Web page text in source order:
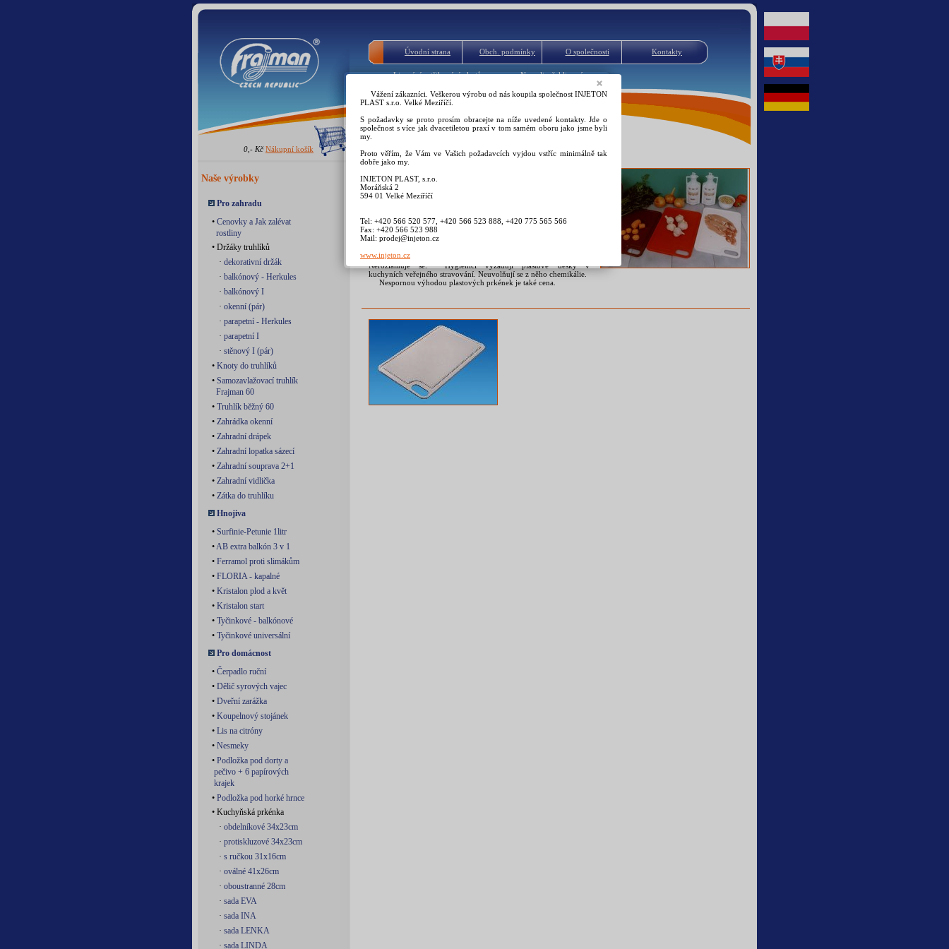
Úvodní strana Obch. podmínky O společnosti Kontakty
Lisování vstřikování plastů Napsali a řekli o nás
0,- Kč Nákupní košík
Naše výrobky
Pro zahradu
• Cenovky a Jak zalévat
rostliny
• Držáky truhlíků
· dekorativní držák
· balkónový - Herkules
· balkónový I
· okenní (pár)
· parapetní - Herkules
· parapetní I
· stěnový I (pár)
• Knoty do truhlíků
• Samozavlažovací truhlík
Frajman 60
• Truhlík běžný 60
• Zahrádka okenní
• Zahradní drápek
• Zahradní lopatka sázecí
• Zahradní souprava 2+1
• Zahradní vidlička
• Zátka do truhlíku
Hnojiva
• Surfinie-Petunie 1litr
•AB extra balkón 3 v 1
• Ferramol proti slimákům
• FLORIA - kapalné
• Kristalon plod a květ
• Kristalon start
• Tyčinkové - balkónové
• Tyčinkové universální
Pro domácnost
• Čerpadlo ruční
• Dělič syrových vajec
• Dveřní zarážka
• Koupelnový stojánek
• Lis na citróny
• Nesmeky
• Podložka pod dorty a
pečivo + 6 papírových
krajek
• Podložka pod horké hrnce
• Kuchyňská prkénka
· obdelníkové 34x23cm
· protiskluzové 34x23cm
· s ručkou 31x16cm
· oválné 41x26cm
· oboustranné 28cm
· sada EVA
· sada INA
· sada LENKA
· sada LINDA
Prkénko kuchyňské,krájecí 34 x 23cm
protiskluzové a může se namáčet na rozdíl od dřevěných. Tím
nepřenáší pachy ani chutě od jídla. Nemnoží se v něm toxické
bakterie. Rychle ho omyjete, usušíte, uklidíte.
dekontaminaci snadnější než dřevěné.Viz Studie- test v nabídce
zboží.
vysoce odolný proti mechanickému poškození a pádům.
Nerozlamuje se. Hygienici vyžadují plastové desky v
kuchyních veřejného stravování. Neuvolňují se z něho chemikálie.
Nespornou výhodou plastových prkének je také cena.
Vážení zákazníci. Veškerou výrobu od nás koupila společnost INJETON
PLAST s.r.o. Velké Meziříčí.
S požadavky se proto prosím obracejte na níže uvedené kontakty. Jde o
společnost s více jak dvacetiletou praxí v tom samém oboru jako jsme byli
my.
Proto věřím, že Vám ve Vašich požadavcích vyjdou vstříc minimálně tak
dobře jako my.
INJETON PLAST, s.r.o.
Moráňská 2
594 01 Velké Meziříčí
Tel: +420 566 520 577, +420 566 523 888, +420 775 565 566
Fax: +420 566 523 988
Mail: prodej@injeton.cz
www.injeton.cz